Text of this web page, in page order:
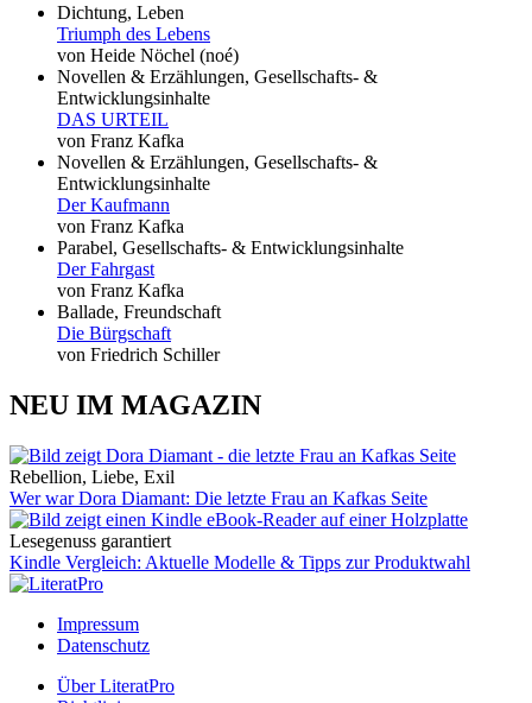
Dichtung, Leben
Triumph des Lebens
von Heide Nöchel (noé)
Novellen & Erzählungen, Gesellschafts- &
Entwicklungsinhalte
DAS URTEIL
von Franz Kafka
Novellen & Erzählungen, Gesellschafts- &
Entwicklungsinhalte
Der Kaufmann
von Franz Kafka
Parabel, Gesellschafts- & Entwicklungsinhalte
Der Fahrgast
von Franz Kafka
Ballade, Freundschaft
Die Bürgschaft
von Friedrich Schiller
NEU IM MAGAZIN
Rebellion, Liebe, Exil
Wer war Dora Diamant: Die letzte Frau an Kafkas Seite
Lesegenuss garantiert
Kindle Vergleich: Aktuelle Modelle & Tipps zur Produktwahl
Impressum
Datenschutz
Über LiteratPro